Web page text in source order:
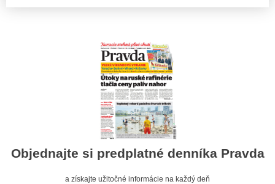
Objednajte si predplatné denníka Pravda
a získajte užitočné informácie na každý deň